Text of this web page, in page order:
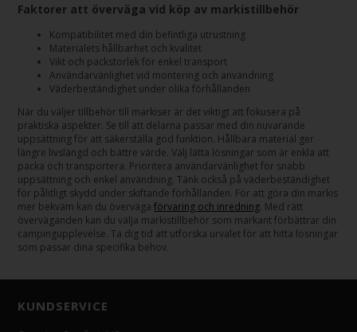
Faktorer att överväga vid köp av markistillbehör
Kompatibilitet med din befintliga utrustning
Materialets hållbarhet och kvalitet
Vikt och packstorlek för enkel transport
Användarvänlighet vid montering och användning
Väderbeständighet under olika förhållanden
När du väljer tillbehör till markiser är det viktigt att fokusera på
praktiska aspekter. Se till att delarna passar med din nuvarande
uppsättning för att säkerställa god funktion. Hållbara material ger
längre livslängd och bättre värde. Välj lätta lösningar som är enkla att
packa och transportera. Prioritera användarvänlighet för snabb
uppsättning och enkel användning. Tänk också på väderbeständighet
för pålitligt skydd under skiftande förhållanden. För att göra din markis
mer bekväm kan du övervägaförvaring och inredning. Med rätt
överväganden kan du välja markistillbehör som markant förbättrar din
campingupplevelse. Ta dig tid att utforska urvalet för att hitta lösningar
som passar dina specifika behov.
KUNDSERVICE